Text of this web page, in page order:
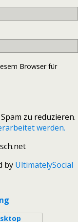
Browser für
zu reduzieren.
werden.
by UltimatelySocial